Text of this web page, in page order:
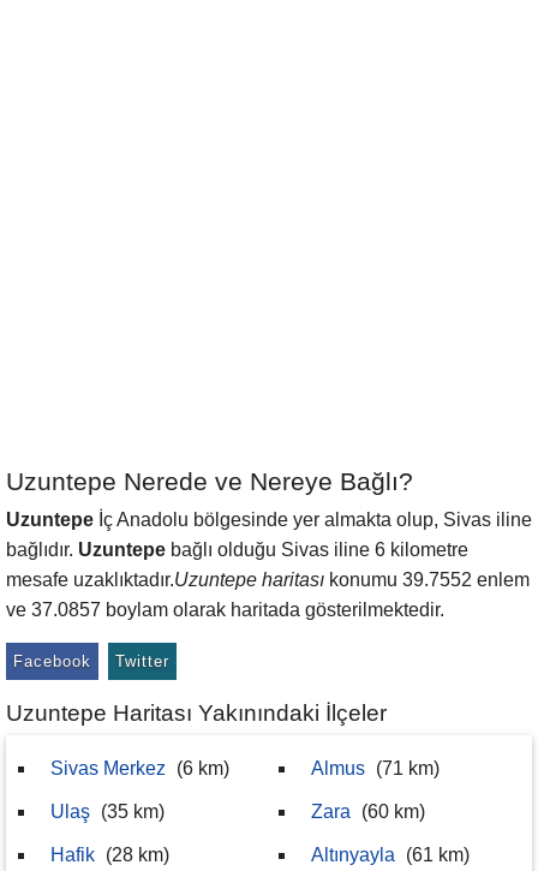
Uzuntepe Nerede ve Nereye Bağlı?
Uzuntepe İç Anadolu bölgesinde yer almakta olup, Sivas iline
bağlıdır. Uzuntepe bağlı olduğu Sivas iline 6 kilometre
mesafe uzaklıktadır.Uzuntepe haritası konumu 39.7552 enlem
ve 37.0857 boylam olarak haritada gösterilmektedir.
Facebook Twitter
Uzuntepe Haritası Yakınındaki İlçeler
Sivas Merkez (6 km)
Ulaş (35 km)
Hafik (28 km)
Almus (71 km)
Zara (60 km)
Altınyayla (61 km)